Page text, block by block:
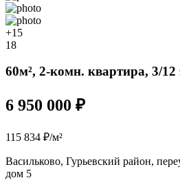
+15
18
60м², 2-комн. квартира, 3/12
6 950 000 ₽
115 834 ₽/м²
Васильково, Гурьевский район,
дом 5